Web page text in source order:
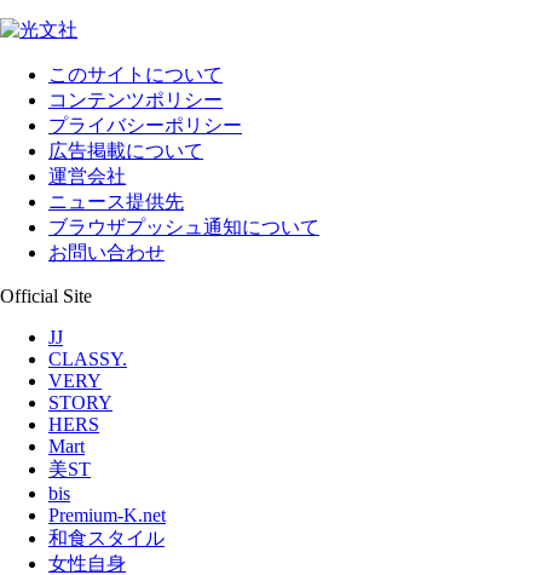
このサイトについて
コンテンツポリシー
プライバシーポリシー
広告掲載について
運営会社
ニュース提供先
ブラウザプッシュ通知について
お問い合わせ
Official Site
JJ
CLASSY.
VERY
STORY
HERS
Mart
美ST
bis
Premium-K.net
和食スタイル
女性自身